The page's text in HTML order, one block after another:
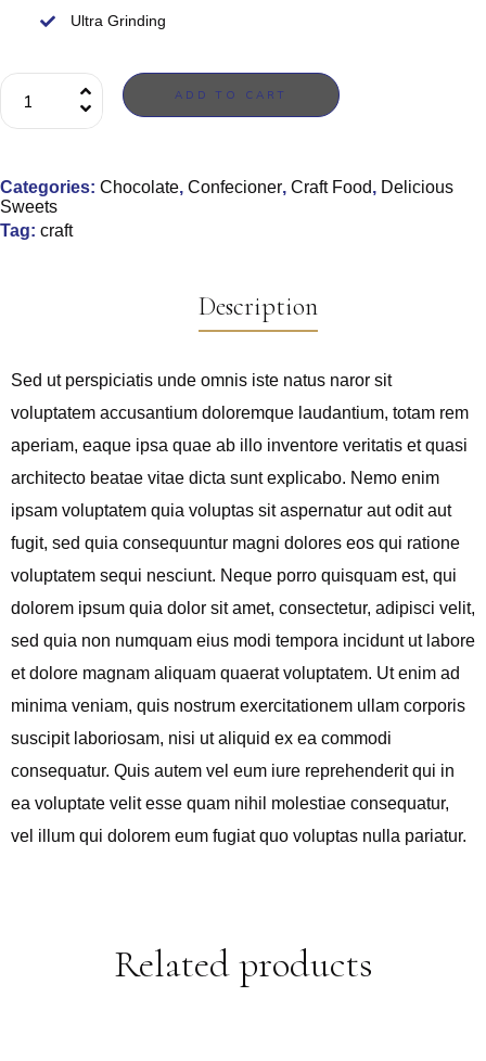
Ultra Grinding
ADD TO CART
Categories: Chocolate, Confecioner, Craft Food, Delicious
Sweets
Tag: craft
Description
Sed ut perspiciatis unde omnis iste natus naror sit
voluptatem accusantium doloremque laudantium, totam rem
aperiam, eaque ipsa quae ab illo inventore veritatis et quasi
architecto beatae vitae dicta sunt explicabo. Nemo enim
ipsam voluptatem quia voluptas sit aspernatur aut odit aut
fugit, sed quia consequuntur magni dolores eos qui ratione
voluptatem sequi nesciunt. Neque porro quisquam est, qui
dolorem ipsum quia dolor sit amet, consectetur, adipisci velit,
sed quia non numquam eius modi tempora incidunt ut labore
et dolore magnam aliquam quaerat voluptatem. Ut enim ad
minima veniam, quis nostrum exercitationem ullam corporis
suscipit laboriosam, nisi ut aliquid ex ea commodi
consequatur. Quis autem vel eum iure reprehenderit qui in
ea voluptate velit esse quam nihil molestiae consequatur,
vel illum qui dolorem eum fugiat quo voluptas nulla pariatur.
Related products